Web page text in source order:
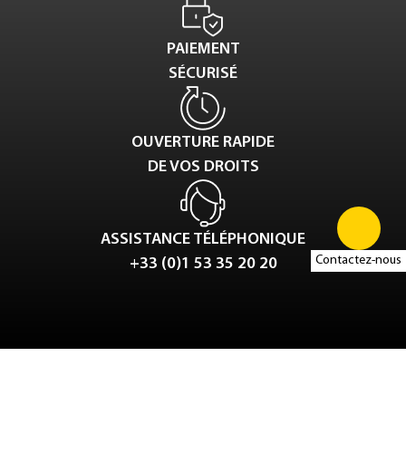
Contactez-nous
PAIEMENT
SÉCURISÉ
OUVERTURE RAPIDE
DE VOS DROITS
ASSISTANCE TÉLÉPHONIQUE
+33 (0)1 53 35 20 20